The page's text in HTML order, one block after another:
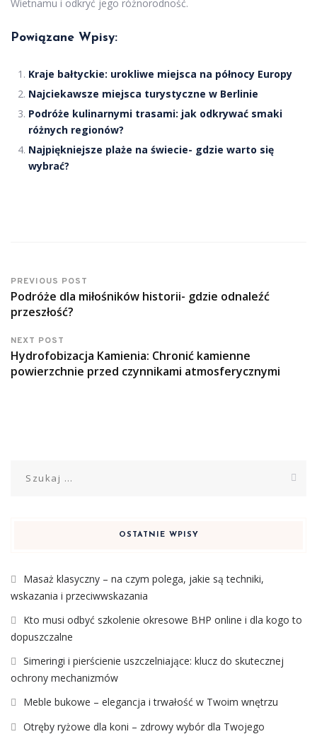
Wietnamu i odkryć jego różnorodność.
Powiązane Wpisy:
Kraje bałtyckie: urokliwe miejsca na północy Europy
Najciekawsze miejsca turystyczne w Berlinie
Podróże kulinarnymi trasami: jak odkrywać smaki
różnych regionów?
Najpiękniejsze plaże na świecie- gdzie warto się
wybrać?
PREVIOUS POST
Podróże dla miłośników historii- gdzie odnaleźć
przeszłość?
NEXT POST
Hydrofobizacja Kamienia: Chronić kamienne
powierzchnie przed czynnikami atmosferycznymi
OSTATNIE WPISY
Masaż klasyczny – na czym polega, jakie są techniki,
wskazania i przeciwwskazania
Kto musi odbyć szkolenie okresowe BHP online i dla kogo to
dopuszczalne
Simeringi i pierścienie uszczelniające: klucz do skutecznej
ochrony mechanizmów
Meble bukowe – elegancja i trwałość w Twoim wnętrzu
Otręby ryżowe dla koni – zdrowy wybór dla Twojego